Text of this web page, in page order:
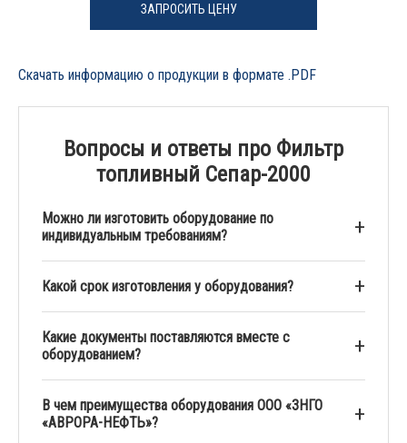
ЗАПРОСИТЬ ЦЕНУ
Скачать информацию о продукции в формате .PDF
Вопросы и ответы про Фильтр
топливный Сепар-2000
Можно ли изготовить оборудование по
индивидуальным требованиям?
Какой срок изготовления у оборудования?
Какие документы поставляются вместе с
оборудованием?
В чем преимущества оборудования ООО «ЗНГО
«АВРОРА-НЕФТЬ»?